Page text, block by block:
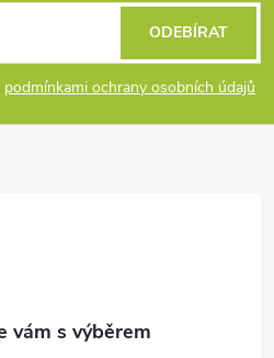
podmínkami ochrany osobních údajů
ODEBÍRAT